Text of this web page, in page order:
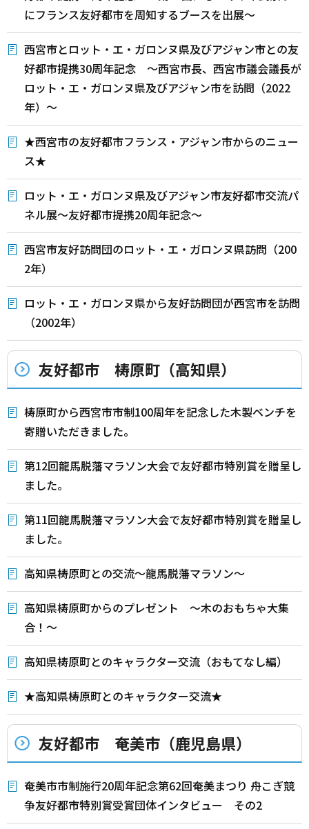
にフランス友好都市を周知するブースを出展～
西宮市とロット・エ・ガロンヌ県及びアジャン市との友
好都市提携30周年記念 ～西宮市長、西宮市議会議長が
ロット・エ・ガロンヌ県及びアジャン市を訪問（2022
年）～
★西宮市の友好都市フランス・アジャン市からのニュー
ス★
ロット・エ・ガロンヌ県及びアジャン市友好都市交流パ
ネル展～友好都市提携20周年記念～
西宮市友好訪問団のロット・エ・ガロンヌ県訪問（200
2年）
ロット・エ・ガロンヌ県から友好訪問団が西宮市を訪問
（2002年）
友好都市 梼原町（高知県）
梼原町から西宮市市制100周年を記念した木製ベンチを
寄贈いただきました。
第12回龍馬脱藩マラソン大会で友好都市特別賞を贈呈し
ました。
第11回龍馬脱藩マラソン大会で友好都市特別賞を贈呈し
ました。
高知県梼原町との交流～龍馬脱藩マラソン～
高知県梼原町からのプレゼント ～木のおもちゃ大集
合！～
高知県梼原町とのキャラクター交流（おもてなし編）
★高知県梼原町とのキャラクター交流★
友好都市 奄美市（鹿児島県）
奄美市市制施行20周年記念第62回奄美まつり 舟こぎ競
争友好都市特別賞受賞団体インタビュー その2